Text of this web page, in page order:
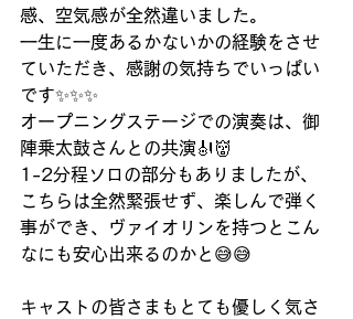
感、空気感が全然違いました。
一生に一度あるかないかの経験をさせ
ていただき、感謝の気持ちでいっぱい
です✨✨✨
オープニングステージでの演奏は、御
陣乗太鼓さんとの共演🎻👹
1-2分程ソロの部分もありましたが、
こちらは全然緊張せず、楽しんで弾く
事ができ、ヴァイオリンを持つとこん
なにも安心出来るのかと😅😅
キャストの皆さまもとても優しく気さ